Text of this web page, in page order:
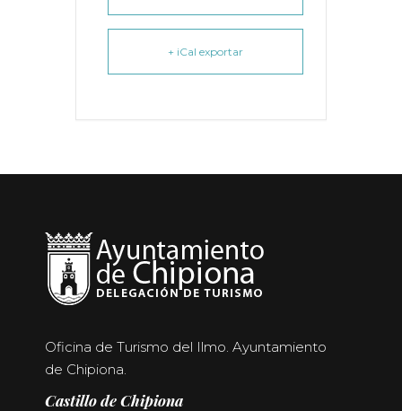
+ iCal exportar
Oficina de Turismo del Ilmo. Ayuntamiento
de Chipiona.
Castillo de Chipiona